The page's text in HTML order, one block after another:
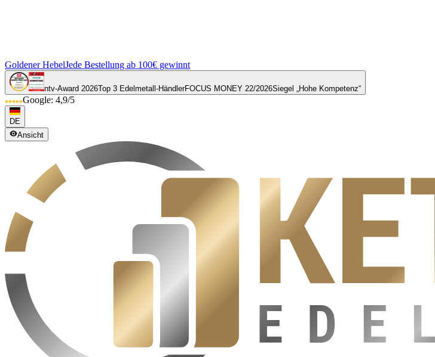
Goldener HebelJede Bestellung ab 100€ gewinnt
ntv-Award 2026Top 3 Edelmetall-HändlerFOCUS MONEY 22/2026Siegel „Hohe Kompetenz“
Google: 4,9/5
DE
Ansicht